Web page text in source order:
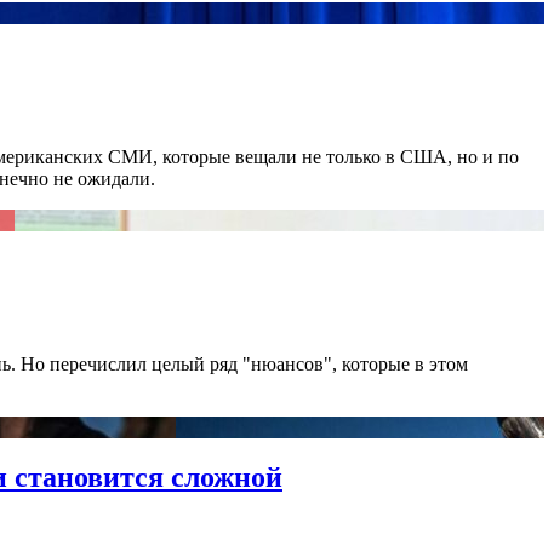
СМИ, которые вещали не только в США, но и по
не ожидали.
Но перечислил целый ряд "нюансов", которые в этом
сложной